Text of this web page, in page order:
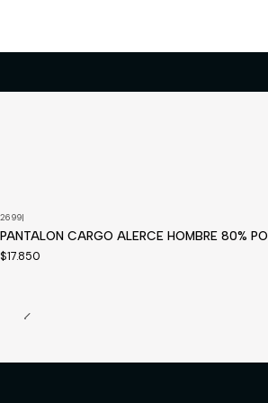
2699|
PANTALON CARGO ALERCE HOMBRE 80%
$17.850